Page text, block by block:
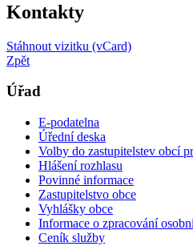
Kontakty
Stáhnout vizitku (vCard)
Zpět
Úřad
E-podatelna
Úřední deska
Volby do zastupitelstev obcí
Hlášení rozhlasu
Povinné informace
Zastupitelstvo obce
Vyhlášky obce
Informace o zpracování
Ceník služby